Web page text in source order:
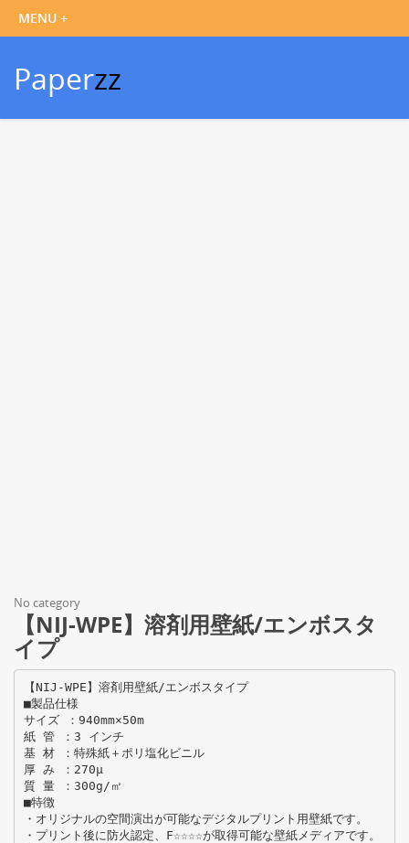
Paperzz
No category
【NIJ-WPE】溶剤用壁紙/エンボスタ
イプ
【NIJ-WPE】溶剤用壁紙/エンボスタイプ
■製品仕様
サイズ ：940mm×50m
紙 管 ：3 インチ
基 材 ：特殊紙＋ポリ塩化ビニル
厚 み ：270μ
質 量 ：300g/㎡
■特徴
・オリジナルの空間演出が可能なデジタルプリント用壁紙です。
・プリント後に防火認定、F☆☆☆☆が取得可能な壁紙メディアです。